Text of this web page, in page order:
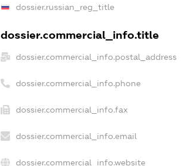
dossier.russian_reg_title
dossier.commercial_info.title
dossier.commercial_info.postal_address
dossier.commercial_info.phone
dossier.commercial_info.fax
dossier.commercial_info.email
dossier.commercial_info.website